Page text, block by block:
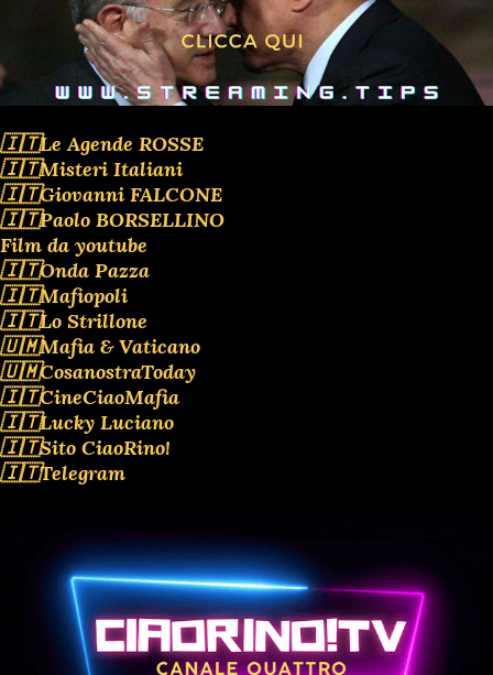
🇮🇹Le Agende ROSSE
🇮🇹Misteri Italiani
🇮🇹Giovanni FALCONE
🇮🇹Paolo BORSELLINO
Film da youtube
🇮🇹Onda Pazza
🇮🇹Mafiopoli
🇮🇹Lo Strillone
🇺🇲Mafia & Vaticano
🇺🇲CosanostraToday
🇮🇹CineCiaoMafia
🇮🇹Lucky Luciano
🇮🇹Sito CiaoRino!
🇮🇹Telegram